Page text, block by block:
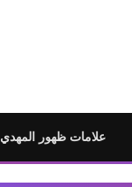
علامات ظهور المهدي